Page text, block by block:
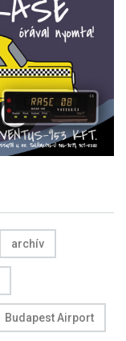
archív
Budapest Airport